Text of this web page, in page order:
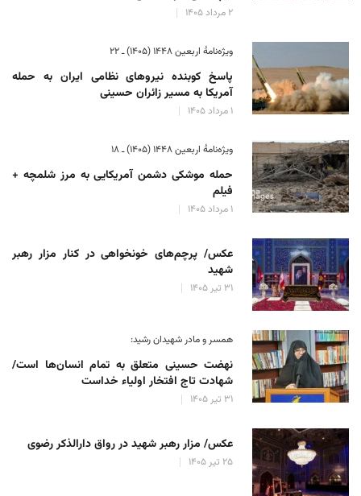
۲ مرداد ۱۴۰۵
ویژه‌نامهٔ اربعین ۱۴۴۸ (۱۴۰۵) ـ ۲۲
پاسخ کوبنده نیروهای نظامی ایران به حمله
آمریکا به مسیر زائران حسینی
۱ مرداد ۱۴۰۵
ویژه‌نامهٔ اربعین ۱۴۴۸ (۱۴۰۵) ـ ۱۸
حمله موشکی دشمن آمریکایی به مرز شلمچه +
فیلم
۱ مرداد ۱۴۰۵
عکس/ پرچم‌های خونخواهی در کنار مزار رهبر
شهید
۳۱ تیر ۱۴۰۵
همسر و مادر شهیدان رشید:
نهضت حسینی متعلق به تمام انسان‌ها است/
شهادت تاج افتخار اولیاء خداست
۳۱ تیر ۱۴۰۵
عکس/ مزار رهبر شهید در رواق دارالذکر رضوی
۲۵ تیر ۱۴۰۵